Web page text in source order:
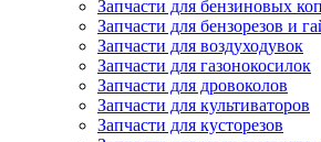
Запчасти для бензиновых
Запчасти для бензорезов и
Запчасти для воздуходувок
Запчасти для газонокосилок
Запчасти для дровоколов
Запчасти для культиваторов
Запчасти для кусторезов